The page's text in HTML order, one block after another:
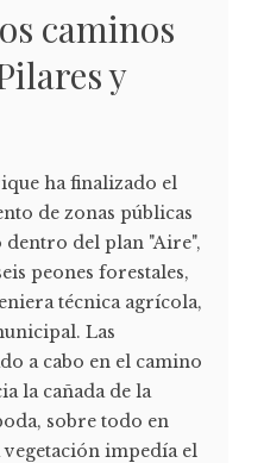
caminos
y
ha finalizado el
de zonas públicas
del plan "Aire",
peones forestales,
técnica agrícola,
Las
a cabo en el camino
la cañada de la
sobre todo en
vegetación impedía el